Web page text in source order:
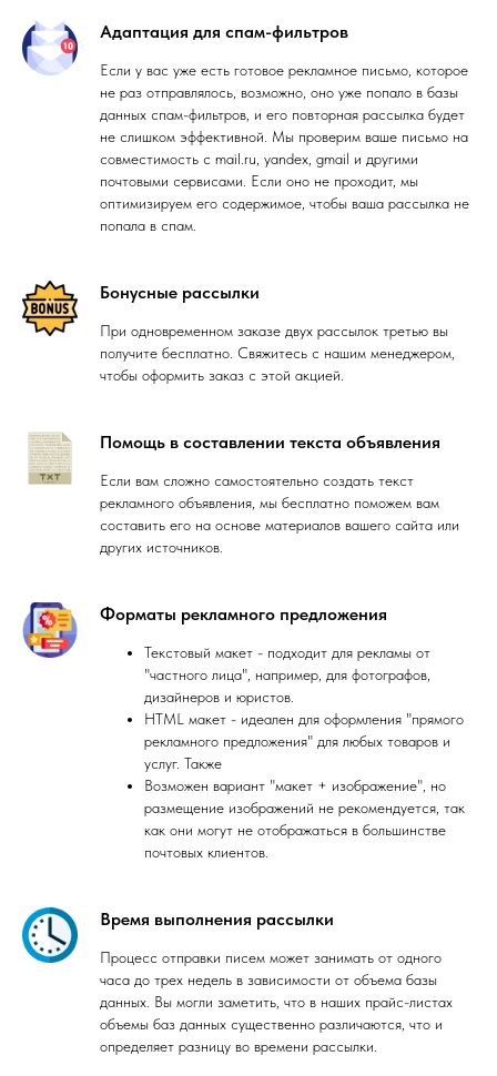
Адаптация для спам-фильтров
Если у вас уже есть готовое рекламное письмо, которое
не раз отправлялось, возможно, оно уже попало в базы
данных спам-фильтров, и его повторная рассылка будет
не слишком эффективной. Мы проверим ваше письмо на
совместимость с mail.ru, yandex, gmail и другими
почтовыми сервисами. Если оно не проходит, мы
оптимизируем его содержимое, чтобы ваша рассылка не
попала в спам.
Бонусные рассылки
При одновременном заказе двух рассылок третью вы
получите бесплатно. Свяжитесь с нашим менеджером,
чтобы оформить заказ с этой акцией.
Помощь в составлении текста объявления
Если вам сложно самостоятельно создать текст
рекламного объявления, мы бесплатно поможем вам
составить его на основе материалов вашего сайта или
других источников.
Форматы рекламного предложения
Текстовый макет - подходит для рекламы от
"частного лица", например, для фотографов,
дизайнеров и юристов.
HTML макет - идеален для оформления "прямого
рекламного предложения" для любых товаров и
услуг. Также
Возможен вариант "макет + изображение", но
размещение изображений не рекомендуется, так
как они могут не отображаться в большинстве
почтовых клиентов.
Время выполнения рассылки
Процесс отправки писем может занимать от одного
часа до трех недель в зависимости от объема базы
данных. Вы могли заметить, что в наших прайс-листах
объемы баз данных существенно различаются, что и
определяет разницу во времени рассылки.